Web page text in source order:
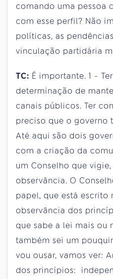
comando uma pessoa
com esse perfil? Não
políticas, as
vinculação partidária
TC: É importante. 1 -
determinação de
canais públicos. Ter
preciso que o governo
Até aqui são dois
com a criação da
um Conselho que
observância. O
papel, que está escrito
observância dos
que sabe a lei mais ou
também sei um
vou ousar, vamos ver:
dos princípios: